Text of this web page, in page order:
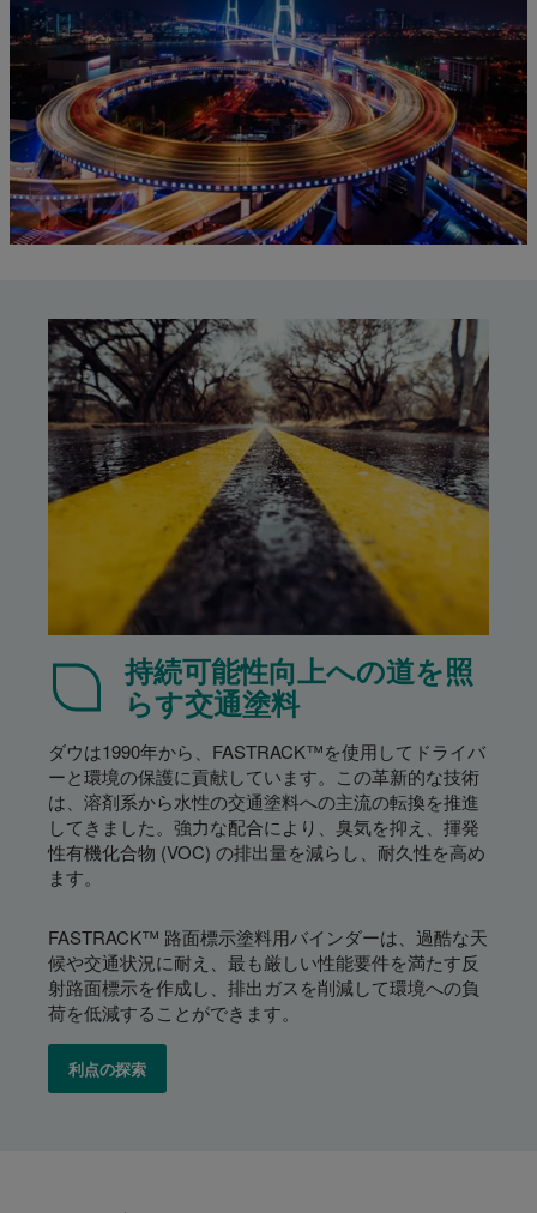
持続可能性向上への道を照
らす交通塗料
ダウは1990年から、FASTRACK™を使用してドライバ
ーと環境の保護に貢献しています。この革新的な技術
は、溶剤系から水性の交通塗料への主流の転換を推進
してきました。強力な配合により、臭気を抑え、揮発
性有機化合物 (VOC) の排出量を減らし、耐久性を高め
ます。
FASTRACK™ 路面標示塗料用バインダーは、過酷な天
候や交通状況に耐え、最も厳しい性能要件を満たす反
射路面標示を作成し、排出ガスを削減して環境への負
荷を低減することができます。
利点の探索